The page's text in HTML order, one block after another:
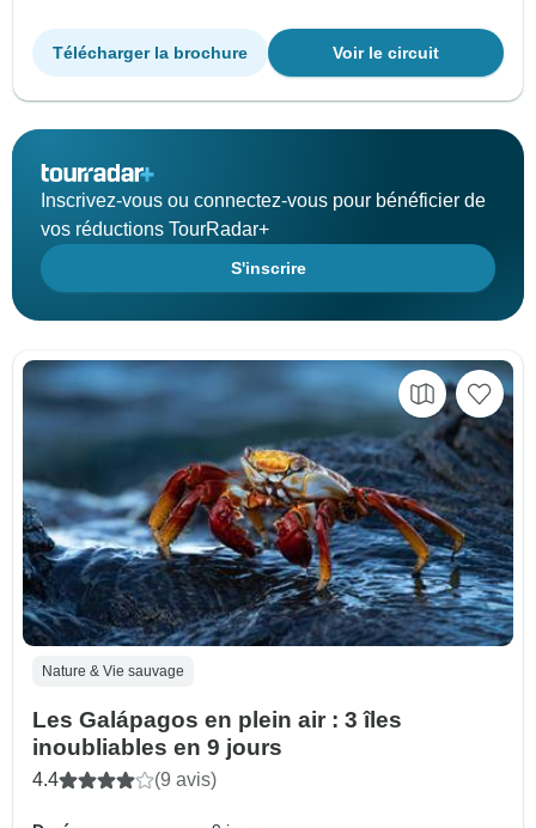
Voir le circuit
Télécharger la brochure
Inscrivez-vous ou connectez-vous pour bénéficier de
vos réductions TourRadar+
S'inscrire
Nature & Vie sauvage
Les Galápagos en plein air : 3 îles
inoubliables en 9 jours
4.4 (9 avis)